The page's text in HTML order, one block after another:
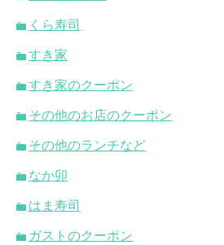
くら寿司
すき家
すき家のクーポン
その他のお店のクーポン
その他のランチなど
なか卯
はま寿司
ガストのクーポン